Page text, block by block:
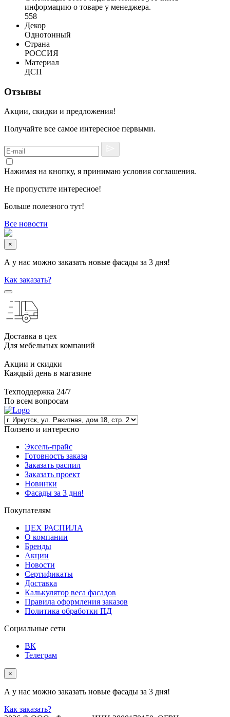
информацию о товаре у менеджера.
558
Декор
Однотонный
Страна
РОССИЯ
Материал
ДСП
Отзывы
Акции, скидки и предложения!
Получайте все самое интересное первыми.
Нажимая на кнопку, я принимаю условия соглашения.
Не пропустите интересное!
Больше полезного тут!
Все новости
×
А у нас можно заказать новые фасады за 3 дня!
Как заказать?
Доставка в цех
Для мебельных компаний
Акции и скидки
Каждый день в магазине
Техподдержка 24/7
По всем вопросам
Ползено и интересно
Эксель-прайс
Готовность заказа
Заказать распил
Заказать проект
Новинки
Фасады за 3 дня!
Покупателям
ЦЕХ РАСПИЛА
О компании
Бренды
Акции
Новости
Сертификаты
Доставка
Калькулятор веса фасадов
Правила оформления заказов
Политика обработки ПД
Социальные сети
ВК
Телеграм
×
А у нас можно заказать новые фасады за 3 дня!
Как заказать?